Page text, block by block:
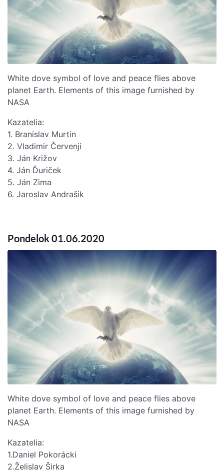
White dove symbol of love and peace flies above
planet Earth. Elements of this image furnished by
NASA
Kazatelia:
1. Branislav Murtin
2. Vladimir Červenji
3. Ján Križov
4. Ján Ďuriček
5. Ján Zima
6. Jaroslav Andrašik
Pondelok 01.06.2020
White dove symbol of love and peace flies above
planet Earth. Elements of this image furnished by
NASA
Kazatelia:
1.Daniel Pokorácki
2.Želislav Širka